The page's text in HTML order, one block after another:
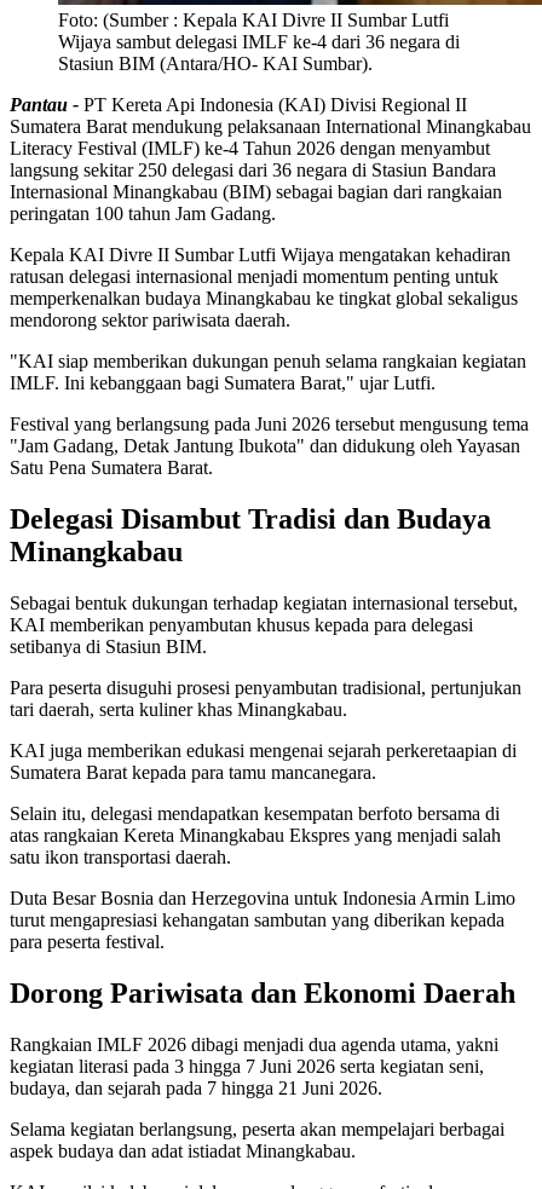
Foto: (Sumber : Kepala KAI Divre II Sumbar Lutfi
Wijaya sambut delegasi IMLF ke-4 dari 36 negara di
Stasiun BIM (Antara/HO- KAI Sumbar).
Pantau - PT Kereta Api Indonesia (KAI) Divisi Regional II
Sumatera Barat mendukung pelaksanaan International Minangkabau
Literacy Festival (IMLF) ke-4 Tahun 2026 dengan menyambut
langsung sekitar 250 delegasi dari 36 negara di Stasiun Bandara
Internasional Minangkabau (BIM) sebagai bagian dari rangkaian
peringatan 100 tahun Jam Gadang.
Kepala KAI Divre II Sumbar Lutfi Wijaya mengatakan kehadiran
ratusan delegasi internasional menjadi momentum penting untuk
memperkenalkan budaya Minangkabau ke tingkat global sekaligus
mendorong sektor pariwisata daerah.
"KAI siap memberikan dukungan penuh selama rangkaian kegiatan
IMLF. Ini kebanggaan bagi Sumatera Barat," ujar Lutfi.
Festival yang berlangsung pada Juni 2026 tersebut mengusung tema
"Jam Gadang, Detak Jantung Ibukota" dan didukung oleh Yayasan
Satu Pena Sumatera Barat.
Delegasi Disambut Tradisi dan Budaya
Minangkabau
Sebagai bentuk dukungan terhadap kegiatan internasional tersebut,
KAI memberikan penyambutan khusus kepada para delegasi
setibanya di Stasiun BIM.
Para peserta disuguhi prosesi penyambutan tradisional, pertunjukan
tari daerah, serta kuliner khas Minangkabau.
KAI juga memberikan edukasi mengenai sejarah perkeretaapian di
Sumatera Barat kepada para tamu mancanegara.
Selain itu, delegasi mendapatkan kesempatan berfoto bersama di
atas rangkaian Kereta Minangkabau Ekspres yang menjadi salah
satu ikon transportasi daerah.
Duta Besar Bosnia dan Herzegovina untuk Indonesia Armin Limo
turut mengapresiasi kehangatan sambutan yang diberikan kepada
para peserta festival.
Dorong Pariwisata dan Ekonomi Daerah
Rangkaian IMLF 2026 dibagi menjadi dua agenda utama, yakni
kegiatan literasi pada 3 hingga 7 Juni 2026 serta kegiatan seni,
budaya, dan sejarah pada 7 hingga 21 Juni 2026.
Selama kegiatan berlangsung, peserta akan mempelajari berbagai
aspek budaya dan adat istiadat Minangkabau.